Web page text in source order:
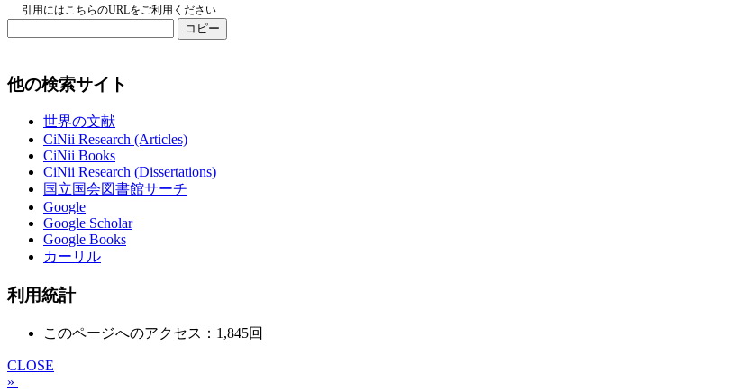
引用にはこちらのURLをご利用ください
コピー
他の検索サイト
世界の文献
CiNii Research (Articles)
CiNii Books
CiNii Research (Dissertations)
国立国会図書館サーチ
Google
Google Scholar
Google Books
カーリル
利用統計
このページへのアクセス：1,845回
CLOSE
»